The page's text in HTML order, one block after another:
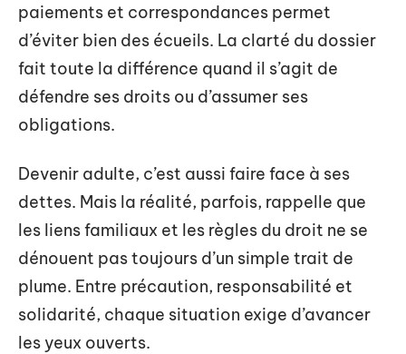
paiements et correspondances permet
d’éviter bien des écueils. La clarté du dossier
fait toute la différence quand il s’agit de
défendre ses droits ou d’assumer ses
obligations.
Devenir adulte, c’est aussi faire face à ses
dettes. Mais la réalité, parfois, rappelle que
les liens familiaux et les règles du droit ne se
dénouent pas toujours d’un simple trait de
plume. Entre précaution, responsabilité et
solidarité, chaque situation exige d’avancer
les yeux ouverts.